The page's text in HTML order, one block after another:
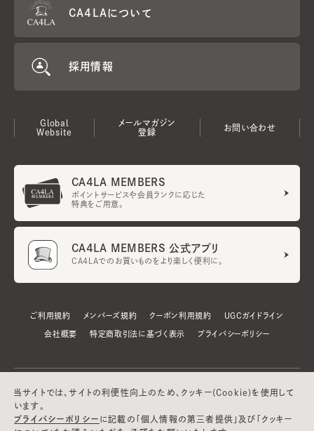
CA4LAについて
採用情報
Global
Website
メールマガジン
登録
お問い合わせ
CA4LA MEMBERS
ポイントサービスや会員ランクに応じた
特典をご用意。
CA4LA MEMBERS 公式アプリ
CA4LAでのお買いものをより楽しく便利に。
ご利用規約 メンバーズ規約 クーポン利用規約 UGCガイドライン
会社概要 特定商取引法に基づく表示 プライバシーポリシー
当サイトでは、サイトの利便性向上のため、クッキー(Cookie)を使用して
います。
プライバシーポリシー に記載の「個人情報の第三者提供」及び「クッキー